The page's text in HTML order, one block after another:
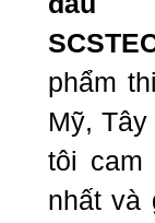
phẩm
Mỹ,
tôi cam
nhất và